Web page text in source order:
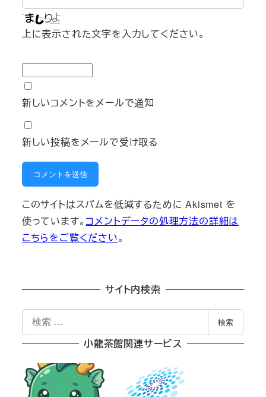
上に表示された文字を入力してください。
新しいコメントをメールで通知
新しい投稿をメールで受け取る
このサイトはスパムを低減するために Akismet を
使っています。 コメントデータの処理方法の詳細は
こちらをご覧ください。
サイト内検索
索
検索
小龍茶館関連サービス